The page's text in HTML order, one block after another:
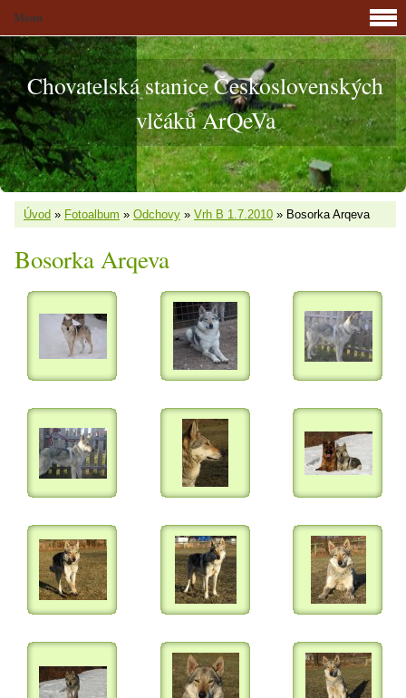
Chovatelská stanice Československých
vlčáků ArQeVa
Úvod » Fotoalbum » Odchovy » Vrh B 1.7.2010 » Bosorka Arqeva
Bosorka Arqeva
Menu